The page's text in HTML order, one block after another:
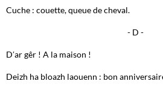
Cuche : couette, queue de cheval.
- D -
D′ar gêr ! A la maison !
Deizh ha bloazh laouenn : bon